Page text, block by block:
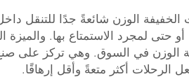
الوزن شائعةً جدًا للتنقل
الوزن في السوق. وهي تركز على صنع
الرحلات أكثر متعةً وأقل إرهاقًا.